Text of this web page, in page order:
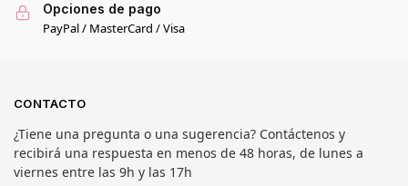
Opciones de pago
PayPal / MasterCard / Visa
CONTACTO
¿Tiene una pregunta o una sugerencia? Contáctenos y
recibirá una respuesta en menos de 48 horas, de lunes a
viernes entre las 9h y las 17h